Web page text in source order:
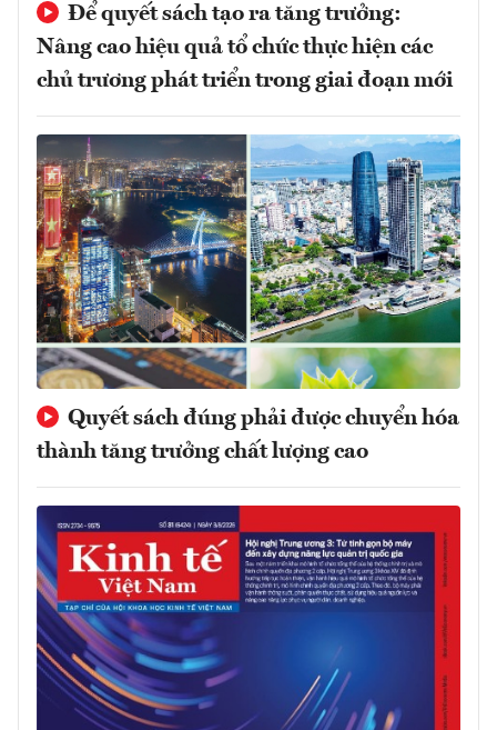
Để quyết sách tạo ra tăng trưởng:
Nâng cao hiệu quả tổ chức thực hiện các
chủ trương phát triển trong giai đoạn mới
Quyết sách đúng phải được chuyển hóa
thành tăng trưởng chất lượng cao